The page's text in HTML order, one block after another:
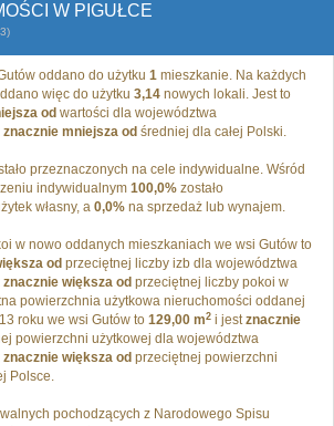
W PIGUŁCE
oddano do użytku 1 mieszkanie. Na każdych
więc do użytku 3,14 nowych lokali. Jest to
od wartości dla województwa
znacznie mniejsza od średniej dla całej Polski.
przeznaczonych na cele indywidualne. Wśród
indywidualnym 100,0% zostało
własny, a 0,0% na sprzedaż lub wynajem.
w nowo oddanych mieszkaniach we wsi Gutów to
od przeciętnej liczby izb dla województwa
znacznie większa od przeciętnej liczby pokoi w
powierzchnia użytkowa nieruchomości oddanej
roku we wsi Gutów to 129,00 m2 i jestznacznie
powierzchni użytkowej dla województwa
znacznie większa od przeciętnej powierzchni
Polsce.
pochodzących z Narodowego Spisu